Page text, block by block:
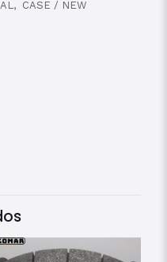
CASE / NEW